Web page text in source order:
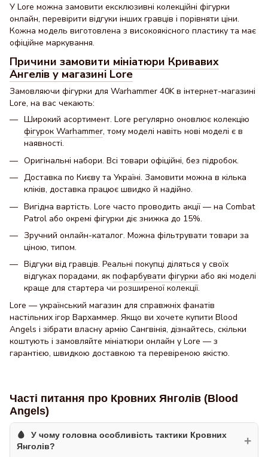
У Lore можна замовити ексклюзивні колекційні фігурки
онлайн, перевірити відгуки інших гравців і порівняти ціни.
Кожна модель виготовлена з високоякісного пластику та має
офіційне маркування.
Причини замовити мініатюри Кривавих
Ангелів у магазині Lore
Замовляючи фігурки для Warhammer 40K в інтернет-магазині
Lore, на вас чекають:
Широкий асортимент. Lore регулярно оновлює колекцію
фігурок Warhammer, тому моделі навіть нові моделі є в
наявності.
Оригінальні набори. Всі товари офіційні, без підробок.
Доставка по Києву та Україні. Замовити можна в кілька
кліків, доставка працює швидко й надійно.
Вигідна вартість. Lore часто проводить акції — на Combat
Patrol або окремі фігурки діє знижка до 15%.
Зручний онлайн-каталог. Можна фільтрувати товари за
ціною, типом.
Відгуки від гравців. Реальні покупці діляться у своїх
відгуках порадами, як пофарбувати фігурки або які моделі
краще для стартера чи розширеної колекції.
Lore — український магазин для справжніх фанатів
настільних ігор Вархаммер. Якщо ви хочете купити Blood
Angels і зібрати власну армію Сангвінія, дізнайтесь, скільки
коштують і замовляйте мініатюри онлайн у Lore — з
гарантією, швидкою доставкою та перевіреною якістю.
Часті питання про Кровних Янголів (Blood
Angels)
У чому головна особливість тактики Кровних
Янголів?
+